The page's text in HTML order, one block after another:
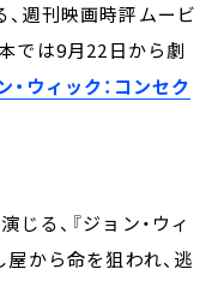
週刊映画時評ムービ
では9月22日から劇
・ウィック：コンセク
る、『ジョン・ウィ
から命を狙われ、逃